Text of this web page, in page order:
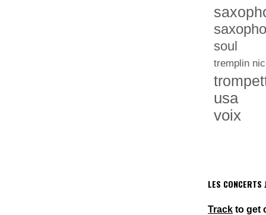
soul
tremplin
usa
voix
LES CONCERTS
Track to get